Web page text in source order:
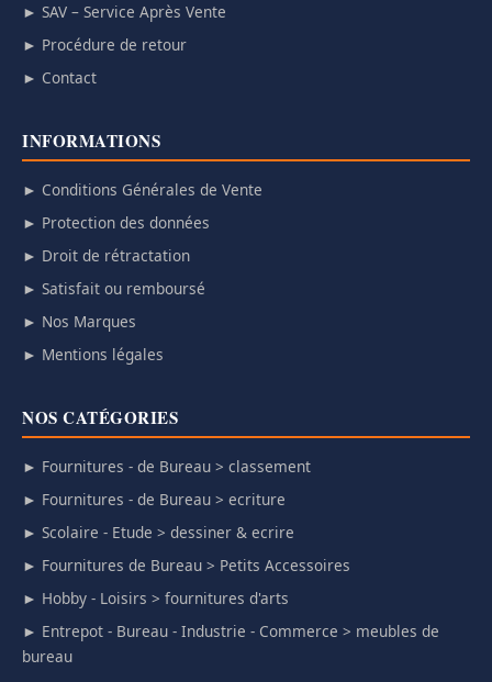
► SAV – Service Après Vente
► Procédure de retour
► Contact
INFORMATIONS
► Conditions Générales de Vente
► Protection des données
► Droit de rétractation
► Satisfait ou remboursé
► Nos Marques
► Mentions légales
NOS CATÉGORIES
► Fournitures - de Bureau > classement
► Fournitures - de Bureau > ecriture
► Scolaire - Etude > dessiner & ecrire
► Fournitures de Bureau > Petits Accessoires
► Hobby - Loisirs > fournitures d'arts
► Entrepot - Bureau - Industrie - Commerce > meubles de
bureau